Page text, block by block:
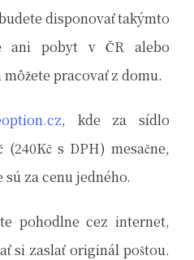
disponovať takýmto
ani pobyt v ČR alebo
pracovať z domu.
, kde za sídlo
s DPH) mesačne,
za cenu jedného.
pohodlne cez internet,
si zaslať originál poštou.